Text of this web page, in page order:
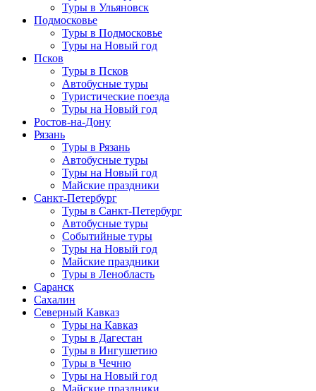
Туры в Ульяновск
Подмосковье
Туры в Подмосковье
Туры на Новый год
Псков
Туры в Псков
Автобусные туры
Туристические поезда
Туры на Новый год
Ростов-на-Дону
Рязань
Туры в Рязань
Автобусные туры
Туры на Новый год
Майские праздники
Санкт-Петербург
Туры в Санкт-Петербург
Автобусные туры
Событийные туры
Туры на Новый год
Майские праздники
Туры в Ленобласть
Саранск
Сахалин
Северный Кавказ
Туры на Кавказ
Туры в Дагестан
Туры в Ингушетию
Туры в Чечню
Туры на Новый год
Майские праздники